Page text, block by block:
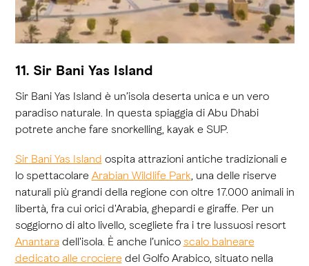
11. Sir Bani Yas Island
Sir Bani Yas Island è un’isola deserta unica e un vero
paradiso naturale. In questa spiaggia di Abu Dhabi
potrete anche fare snorkelling, kayak e SUP.
Sir Bani Yas Island ospita attrazioni antiche tradizionali e
lo spettacolare Arabian Wildlife Park, una delle riserve
naturali più grandi della regione con oltre 17.000 animali in
libertà, fra cui orici d'Arabia, ghepardi e giraffe. Per un
soggiorno di alto livello, scegliete fra i tre lussuosi resort
Anantaradell'isola. È anche l’unico scalo balneare
dedicato alle crocieredel Golfo Arabico, situato nella